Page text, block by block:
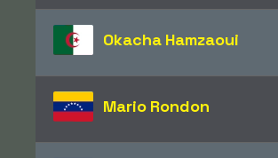
Okacha Hamzaoui
Mario Rondon